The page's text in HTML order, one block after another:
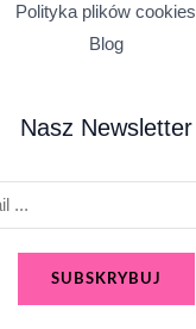
Polityka plików cookies
Blog
Nasz Newsletter
SUBSKRYBUJ